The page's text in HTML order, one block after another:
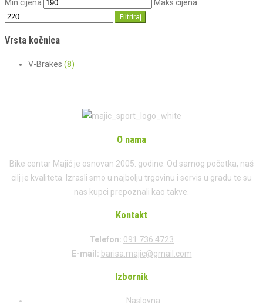
Min cijena Maks cijena
Filtriraj
Vrsta kočnica
V-Brakes (8)
O nama
Bike centar Majić je osnovan 2005. godine. Od samog početka, naš
cilj je kvaliteta. Izrasli smo u najbolju trgovinu i servis u gradu te su
nas kupci prepoznali kao takve.
Kontakt
Telefon: 091 736 4723
E-mail: barisa.majic@gmail.com
Izbornik
Naslovna